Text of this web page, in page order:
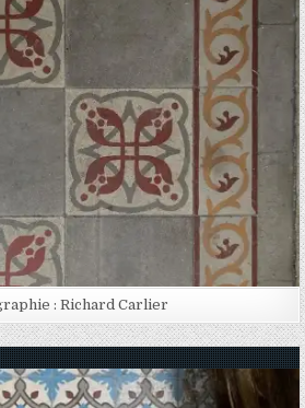
: Richard Carlier
in